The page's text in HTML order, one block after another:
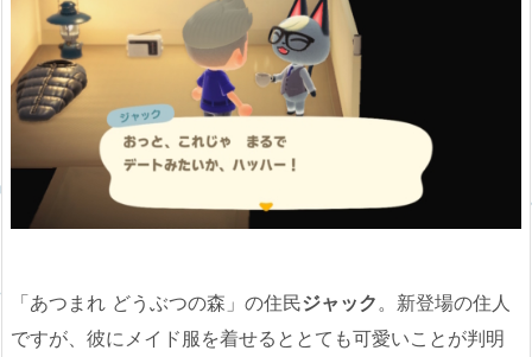
「あつまれ どうぶつの森」の住民ジャック 。新登場の住人
ですが、彼にメイド服を着せるととても可愛いことが判明